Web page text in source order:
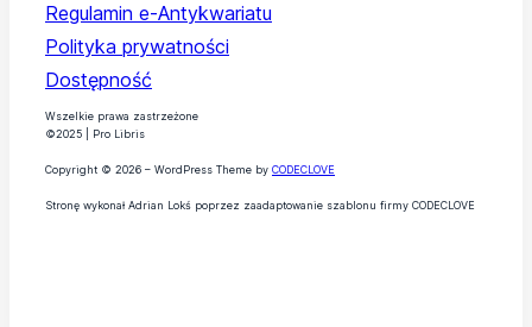
Regulamin e-Antykwariatu
Polityka prywatności
Dostępność
Wszelkie prawa zastrzeżone
©2025 | Pro Libris
Copyright © 2026 – WordPress Theme by CODECLOVE
Stronę wykonał Adrian Lokś poprzez zaadaptowanie szablonu firmy CODECLOVE